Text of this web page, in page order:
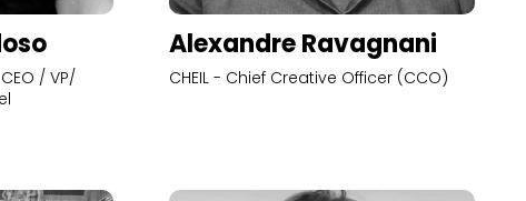
/ VP/
Alexandre Ravagnani
CHEIL - Chief Creative Officer (CCO)